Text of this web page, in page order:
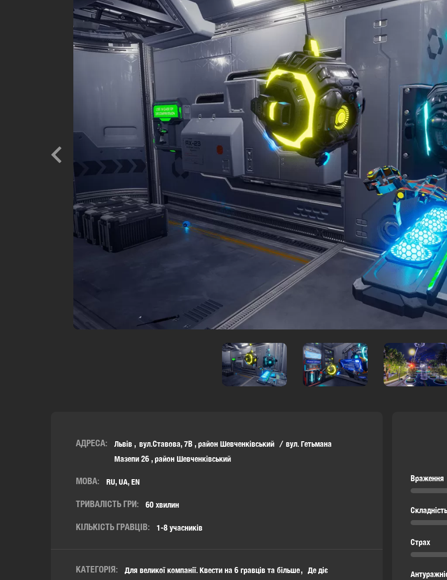
АДРЕСА: Львів вул.Ставова, 7В , район Шевченківський
вул. Гетьмана
Мазепи 26 , район Шевченківський
МОВА: RU, UA, EN
ТРИВАЛІСТЬ ГРИ: 60 хвилин
КІЛЬКІСТЬ ГРАВЦІВ: 1-8 учасників
КАТЕГОРІЯ: Для великої компанії. Квести на 6 гравців та більше
Де діє
Враження
Складність
Страх